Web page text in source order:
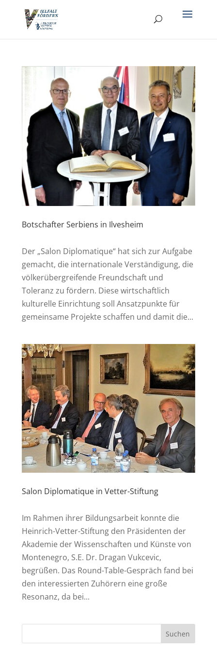
Botschafter Serbiens in Ilvesheim
Der „Salon Diplomatique“ hat sich zur Aufgabe
gemacht, die internationale Verständigung, die
völkerübergreifende Freundschaft und
Toleranz zu fördern. Diese wirtschaftlich
kulturelle Einrichtung soll Ansatzpunkte für
gemeinsame Projekte schaffen und damit die...
Salon Diplomatique in Vetter-Stiftung
Im Rahmen ihrer Bildungsarbeit konnte die
Heinrich-Vetter-Stiftung den Präsidenten der
Akademie der Wissenschaften und Künste von
Montenegro, S.E. Dr. Dragan Vukcevic,
begrüßen. Das Round-Table-Gespräch fand bei
den interessierten Zuhörern eine große
Resonanz, da bei...